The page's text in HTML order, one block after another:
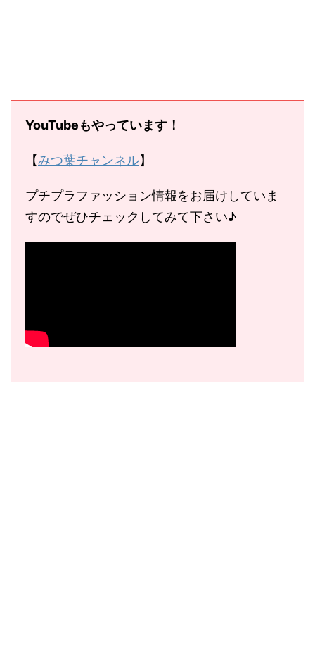
YouTubeもやっています！
【みつ葉チャンネル】
プチプラファッション情報をお届けしていま
すのでぜひチェックしてみて下さい♪